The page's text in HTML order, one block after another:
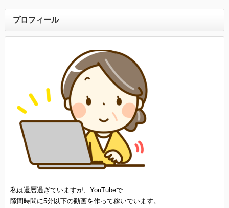
プロフィール
私は還暦過ぎていますが、YouTubeで
隙間時間に5分以下の動画を作って稼いでいます。